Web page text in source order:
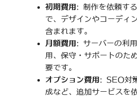
初期費用: 制作を依頼す
で、デザインやコーディ
含まれます。
月額費用: サーバーの利
用、保守・サポートのた
要です。
オプション費用: SEO対
成など、追加サービスを